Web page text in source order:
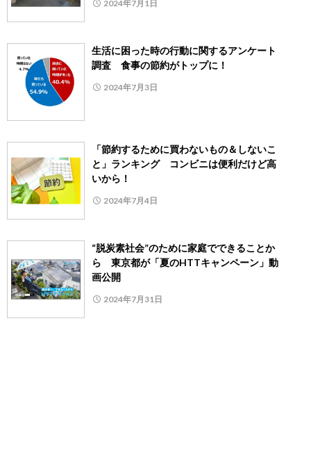
2024年7月1日
生活に困った時の行動に関するアンケート
調査 食事の節約がトップに！
2024年7月3日
「節約するために買わないもの＆しないこ
と」ランキング コンビニは便利だけど高
いから！
2024年7月4日
“脱炭素社会”のために家庭でできることか
ら 東京都が「夏のHTTキャンペーン」動
画公開
2024年7月31日